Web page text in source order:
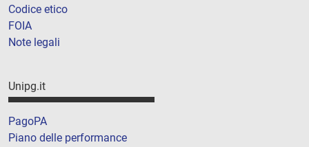
Codice etico
FOIA
Note legali
Unipg.it
PagoPA
Piano delle performance